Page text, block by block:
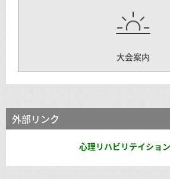
大会案内
外部リンク
心理リハビリテイショ